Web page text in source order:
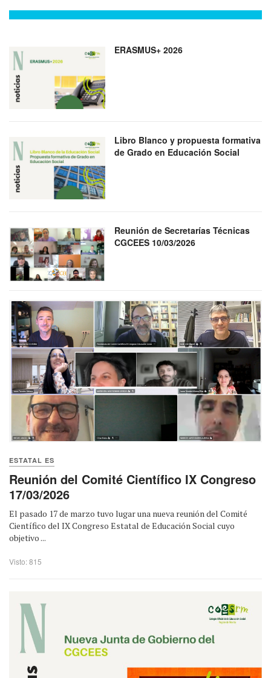
ERASMUS+ 2026
Libro Blanco y propuesta formativa
de Grado en Educación Social
Reunión de Secretarías Técnicas
CGCEES 10/03/2026
ESTATAL ES
Reunión del Comité Científico IX Congreso
17/03/2026
El pasado 17 de marzo tuvo lugar una nueva reunión del Comité
Científico del IX Congreso Estatal de Educación Social cuyo
objetivo ...
Visto: 815